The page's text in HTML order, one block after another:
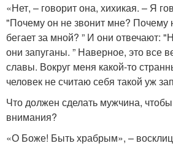
«Нет, – говорит она, хихикая. – Я
"Почему он не звонит мне? Почему
бегает за мной? ” И они отвечают:
они запуганы. ” Наверное, это все
славы. Вокруг меня какой-то
человек не считаю себя такой уж
Что должен сделать мужчина, чтобы
внимания?
«О Боже! Быть храбрым», –